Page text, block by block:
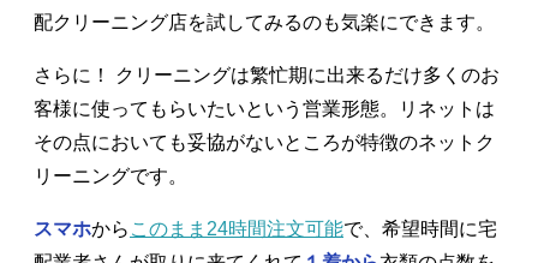
配クリーニング店を試してみるのも気楽にできます。
さらに！ クリーニングは繁忙期に出来るだけ多くのお
客様に使ってもらいたいという営業形態。リネットは
その点においても妥協がないところが特徴のネットク
リーニングです。
スマホから このまま24時間注文可能で、希望時間に宅